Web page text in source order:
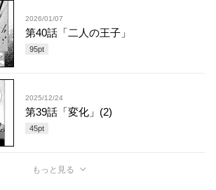
2026/01/07
第40話「二人の王子」
95pt
2025/12/24
第39話「変化」(2)
45pt
もっと見る